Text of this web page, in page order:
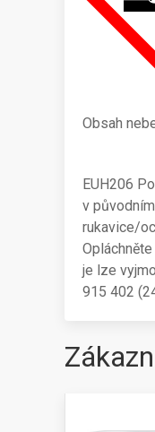
Obsah
EUH206
v
rukavice/
je lze
915 402